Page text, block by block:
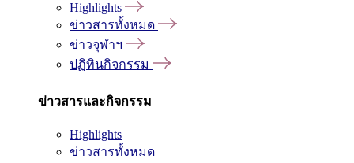
Highlights
ข่าวสารทั้งหมด
ข่าวจุฬาฯ
ปฏิทินกิจกรรม
ข่าวสารและกิจกรรม
Highlights
ข่าวสารทั้งหมด